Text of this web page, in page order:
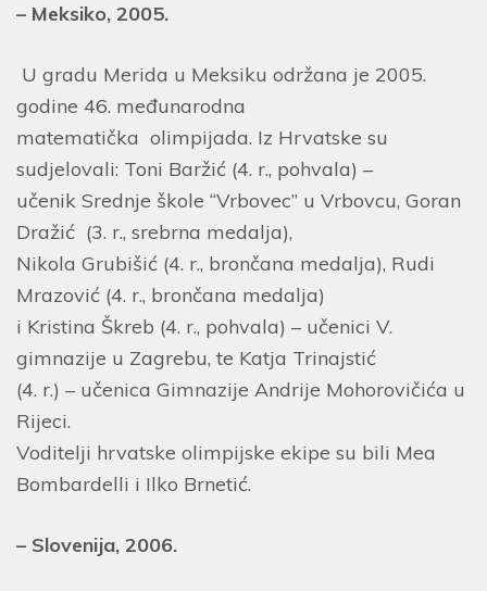
– Meksiko, 2005.
U gradu Merida u Meksiku održana je 2005.
godine 46. međunarodna
matematička olimpijada. Iz Hrvatske su
sudjelovali: Toni Baržić (4. r., pohvala) –
učenik Srednje škole “Vrbovec” u Vrbovcu, Goran
Dražić (3. r., srebrna medalja),
Nikola Grubišić (4. r., brončana medalja), Rudi
Mrazović (4. r., brončana medalja)
i Kristina Škreb (4. r., pohvala) – učenici V.
gimnazije u Zagrebu, te Katja Trinajstić
(4. r.) – učenica Gimnazije Andrije Mohorovičića u
Rijeci.
Voditelji hrvatske olimpijske ekipe su bili Mea
Bombardelli i Ilko Brnetić.
– Slovenija, 2006.